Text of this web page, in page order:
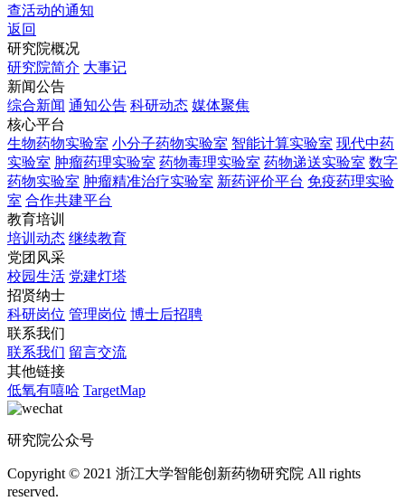
查活动的通知
返回
研究院概况
研究院简介 大事记
新闻公告
综合新闻 通知公告 科研动态 媒体聚焦
核心平台
生物药物实验室 小分子药物实验室 智能计算实验室 现代中药
实验室 肿瘤药理实验室 药物毒理实验室 药物递送实验室 数字
药物实验室 肿瘤精准治疗实验室 新药评价平台 免疫药理实验
室 合作共建平台
教育培训
培训动态 继续教育
党团风采
校园生活 党建灯塔
招贤纳士
科研岗位 管理岗位 博士后招聘
联系我们
联系我们 留言交流
其他链接
低氧有嘻哈 TargetMap
研究院公众号
Copyright © 2021 浙江大学智能创新药物研究院 All rights
reserved.